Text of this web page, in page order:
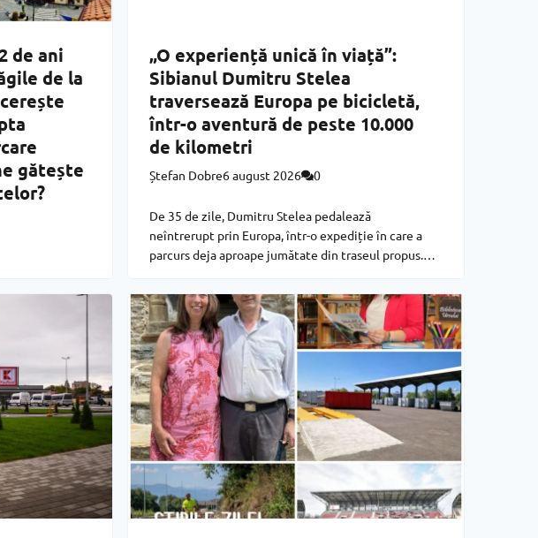
de ani
de la
gătește
„O experiență unică în viață”:
Sibianul Dumitru Stelea
traversează Europa pe bicicletă,
într-o aventură de peste 10.000
de kilometri
Ștefan Dobre6 august 2026 0
De 35 de zile, Dumitru Stelea pedalează
neîntrerupt prin Europa, într-o expediție în care a
parcurs deja aproape jumătate din traseul propus.
de acasă cu o bicicletă obișnuită din